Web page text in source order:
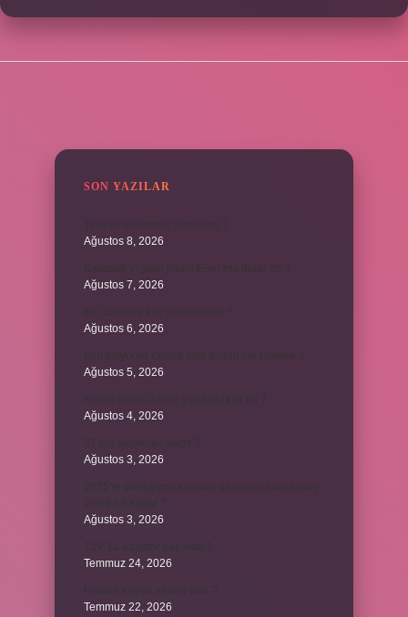
SON YAZILAR
Ağustos 8, 2026
Karadağ’ın para birimi Euro mu dolar mı ?
Ağustos 7, 2026
Ağustos 6, 2026
Ağustos 5, 2026
Ağustos 4, 2026
Ağustos 3, 2026
Ağustos 3, 2026
Temmuz 24, 2026
Temmuz 22, 2026